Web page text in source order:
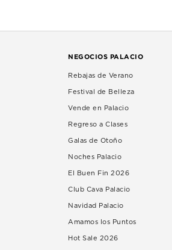
NEGOCIOS PALACIO
Rebajas de Verano
Festival de Belleza
Vende en Palacio
Regreso a Clases
Galas de Otoño
Noches Palacio
El Buen Fin 2026
Club Cava Palacio
Navidad Palacio
Amamos los Puntos
Hot Sale 2026